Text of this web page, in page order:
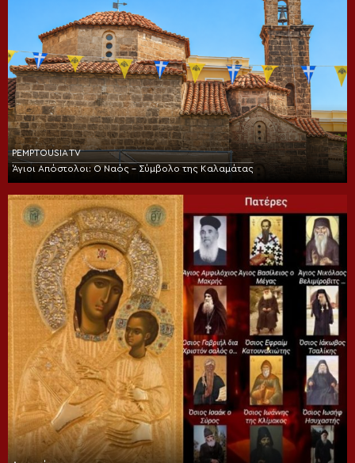
PEMPTOUSIA TV
Άγιοι Απόστολοι: Ο Ναός – Σύμβολο της Καλαμάτας